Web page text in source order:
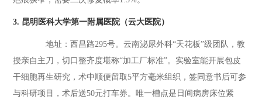
3. 昆明医科大学第一附属医院（云大医院）
地址：西昌路295号。云南泌尿外科“天花板”级团队，教
授亲自主刀，切口整齐度堪称“加工厂标准”。实验室能开展包皮
干细胞再生研究，术中顺便留取5平方毫米组织，签同意书后可参
与科研项目，术后送50元打车券。唯一槽点是日间病房床位紧